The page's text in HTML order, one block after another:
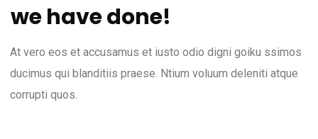
we have done!
At vero eos et accusamus et iusto odio digni goiku ssimos
ducimus qui blanditiis praese. Ntium voluum deleniti atque
corrupti quos.